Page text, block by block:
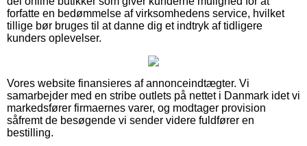
forfatte en bedømmelse af virksomhedens service, hvilket
tillige bør bruges til at danne dig et indtryk af tidligere
kunders oplevelser.
Vores website finansieres af annonceindtægter. Vi
samarbejder med en stribe outlets på nettet i Danmark idet vi
markedsfører firmaernes varer, og modtager provision
såfremt de besøgende vi sender videre fuldfører en
bestilling.